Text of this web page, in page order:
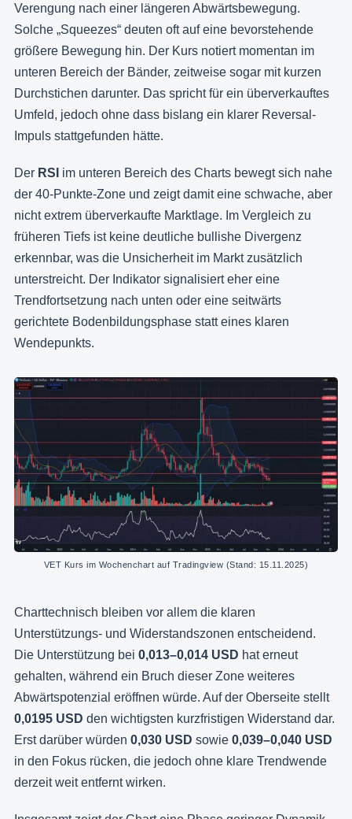
Verengung nach einer längeren Abwärtsbewegung.
Solche „Squeezes“ deuten oft auf eine bevorstehende
größere Bewegung hin. Der Kurs notiert momentan im
unteren Bereich der Bänder, zeitweise sogar mit kurzen
Durchstichen darunter. Das spricht für ein überverkauftes
Umfeld, jedoch ohne dass bislang ein klarer Reversal-
Impuls stattgefunden hätte.
Der RSI im unteren Bereich des Charts bewegt sich nahe
der 40-Punkte-Zone und zeigt damit eine schwache, aber
nicht extrem überverkaufte Marktlage. Im Vergleich zu
früheren Tiefs ist keine deutliche bullishe Divergenz
erkennbar, was die Unsicherheit im Markt zusätzlich
unterstreicht. Der Indikator signalisiert eher eine
Trendfortsetzung nach unten oder eine seitwärts
gerichtete Bodenbildungsphase statt eines klaren
Wendepunkts.
VET Kurs im Wochenchart auf Tradingview (Stand: 15.11.2025)
Charttechnisch bleiben vor allem die klaren
Unterstützungs- und Widerstandszonen entscheidend.
Die Unterstützung bei 0,013–0,014 USD hat erneut
gehalten, während ein Bruch dieser Zone weiteres
Abwärtspotenzial eröffnen würde. Auf der Oberseite stellt
0,0195 USD den wichtigsten kurzfristigen Widerstand dar.
Erst darüber würden 0,030 USD sowie 0,039–0,040 USD
in den Fokus rücken, die jedoch ohne klare Trendwende
derzeit weit entfernt wirken.